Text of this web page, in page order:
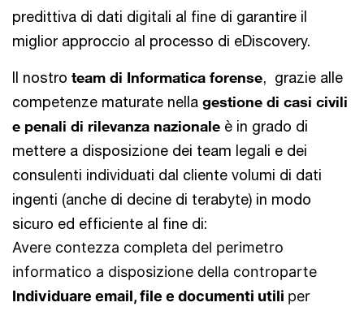
predittiva di dati digitali al fine di garantire il
miglior approccio al processo di eDiscovery.
Il nostro team di Informatica forense, grazie alle
competenze maturate nella gestione di casi civili
e penali di rilevanza nazionale è in grado di
mettere a disposizione dei team legali e dei
consulenti individuati dal cliente volumi di dati
ingenti (anche di decine di terabyte) in modo
sicuro ed efficiente al fine di:
Avere contezza completa del perimetro
informatico a disposizione della controparte
Individuare email, file e documenti utili per